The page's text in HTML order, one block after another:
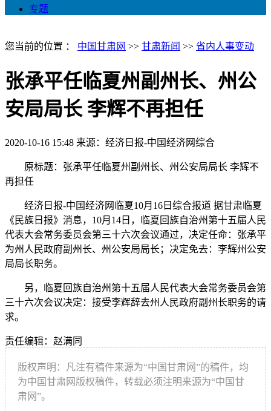
专题
您当前的位置 ： 中国甘肃网 >> 甘肃新闻 >> 省内人事变动
张承平任临夏州副州长、州公
安局局长 李辉不再担任
2020-10-16 15:48 来源：经济日报-中国经济网综合
原标题：张承平任临夏州副州长、州公安局局长 李辉不
再担任
经济日报-中国经济网临夏10月16日综合报道 据甘肃临夏
《民族日报》消息，10月14日，临夏回族自治州第十五届人民
代表大会常务委员会第三十六次会议通过，决定任命：张承平
为州人民政府副州长、州公安局局长；决定免去：李辉州公安
局局长职务。
另，临夏回族自治州第十五届人民代表大会常务委员会第
三十六次会议决定：接受李辉辞去州人民政府副州长职务的请
求。
责任编辑：赵满同
版权声明：凡注有稿件来源为“中国甘肃网”的稿件，均
为中国甘肃网版权稿件，转载必须注明来源为“中国甘
肃网”。